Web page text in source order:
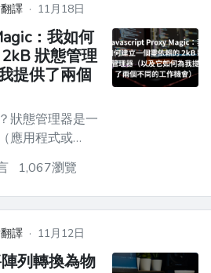
這次不是新技
譯 · 11月18日
：我如何
狀態管理
提供了兩個
狀態管理器是一
應用程式或
料並對資料的
Zustand 等函式
了狀態管理器。
設定（舊
1,067瀏覽
譯 · 11月12日
列轉換為物